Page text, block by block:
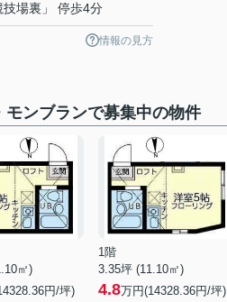
場裏」 停歩4分
情報の見方
ンブランで募集中の物件
㎡)
円/坪)
1階
3.35坪 (11.10㎡)
4.8万円(14328.36円/坪)